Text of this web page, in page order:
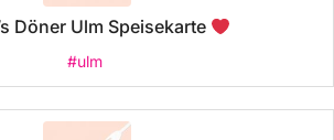
Döner Ulm Speisekarte
#ulm